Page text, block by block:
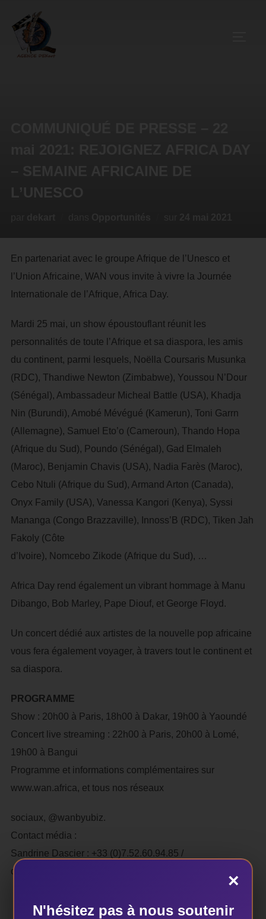
En partenariat avec le groupe Afrique de l’Unesco et
l’Union Africaine, WAN vous invite à vivre la Journée
Internationale de l’Afrique, Africa Day.
Mardi 25 mai, un show époustouflant réunit les
personnalités de toute l’Afrique et sa diaspora, les amis
du continent, parmi lesquels, Noëlla Coursaris Musunka
(RDC), Thandiwe Newton (Zimbabwe), Youssou N’Dour
(Sénégal), Ambassadeur Micheal Battle (USA), Khadja
Nin (Burundi), Amobé Mévégué (Kamerun), Toni Garrn
(Allemagne), Samuel Eto’o (Cameroun), Thando Hopa
(Afrique du Sud), Poundo (Sénégal), Gad Elmaleh
(Maroc), Benjamin Chavis (USA), Nadia Farès (Maroc),
Cebo Ntuli (Afrique du Sud), Armand Arton (Canada),
Onyx Family (USA), Vanessa Kangori (Kenya), Syssi
Mananga (Congo Brazzaville), Innoss’B (RDC), Tiken Jah
Fakoly (Côte
d’Ivoire), Nomcebo Zikode (Afrique du Sud), …
Africa Day rend également un vibrant hommage à Manu
Dibango, Bob Marley, Pape Diouf, et George Floyd.
Un concert dédié aux artistes de la nouvelle pop africaine
vous fera également voyager, à travers tout le continent et
sa diaspora.
PROGRAMME
Show : 20h00 à Paris, 18h00 à Dakar, 19h00 à Yaoundé
Concert live streaming : 22h00 à Paris, 20h00 à Lomé,
19h00 à Bangui
Programme et informations complémentaires sur
www.wan.africa, et tous nos réseaux
sociaux, @wanbyubiz.
Contact média :
Sandrine Dascier : +33 (0)7.52.60.94.85 /
contact@wan.africa
×
N'hésitez pas à nous soutenir